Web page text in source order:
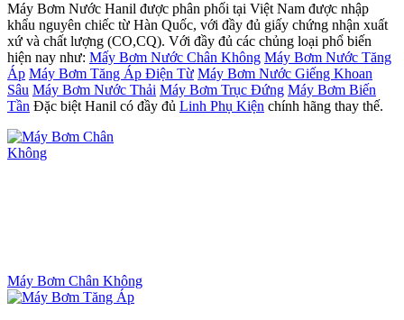
Máy Bơm Nước Hanil được phân phối tại Việt Nam được nhập
khẩu nguyên chiếc từ Hàn Quốc, với đầy đủ giấy chứng nhận xuất
xứ và chất lượng (CO,CQ). Với đầy đủ các chủng loại phổ biến
hiện nay như: Mấy Bơm Nước Chân Không Máy Bơm Nước Tăng
Áp Máy Bơm Tăng Áp Điện Từ Máy Bơm Nước Giếng Khoan
Sâu Máy Bơm Nước Thải Máy Bơm Trục Đứng Máy Bơm Biến
Tần Đặc biệt Hanil có đầy đủ Linh Phụ Kiện chính hãng thay thế.
Máy Bơm Chân Không